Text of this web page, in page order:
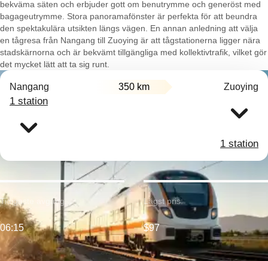
bekväma säten och erbjuder gott om benutrymme och generöst med
bagageutrymme. Stora panoramafönster är perfekta för att beundra
den spektakulära utsikten längs vägen. En annan anledning att välja
en tågresa från Nangang till Zuoying är att tågstationerna ligger nära
stadskärnorna och är bekvämt tillgängliga med kollektivtrafik, vilket gör
det mycket lätt att ta sig runt.
Nangang 350 km Zuoying
1 station
1 station
Tidigaste avgång:
06:15
Lägst pris:
$97